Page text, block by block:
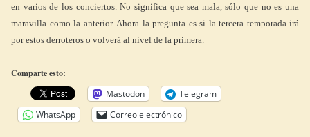
en varios de los conciertos. No significa que sea mala, sólo que no es una
maravilla como la anterior. Ahora la pregunta es si la tercera temporada irá
por estos derroteros o volverá al nivel de la primera.
Comparte esto:
Mastodon
Telegram
WhatsApp
Correo electrónico